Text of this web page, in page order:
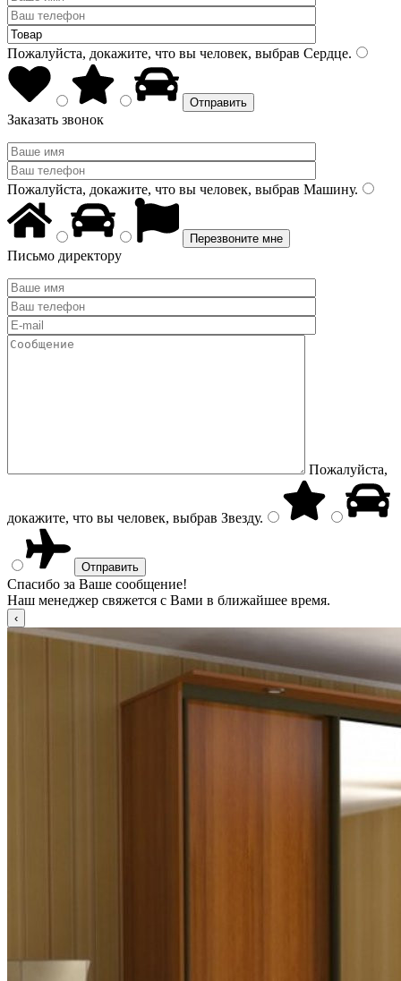
Пожалуйста, докажите, что вы человек, выбрав Сердце.
Заказать звонок
Пожалуйста, докажите, что вы человек, выбрав Машину.
Письмо директору
Пожалуйста,
докажите, что вы человек, выбрав Звезду.
Спасибо за Ваше сообщение!
Наш менеджер свяжется с Вами в ближайшее время.